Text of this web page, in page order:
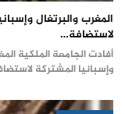
المغرب والبرتغال
لاستضافة…
أفادت الجامعة الملكية
وإسبانيا المشتركة